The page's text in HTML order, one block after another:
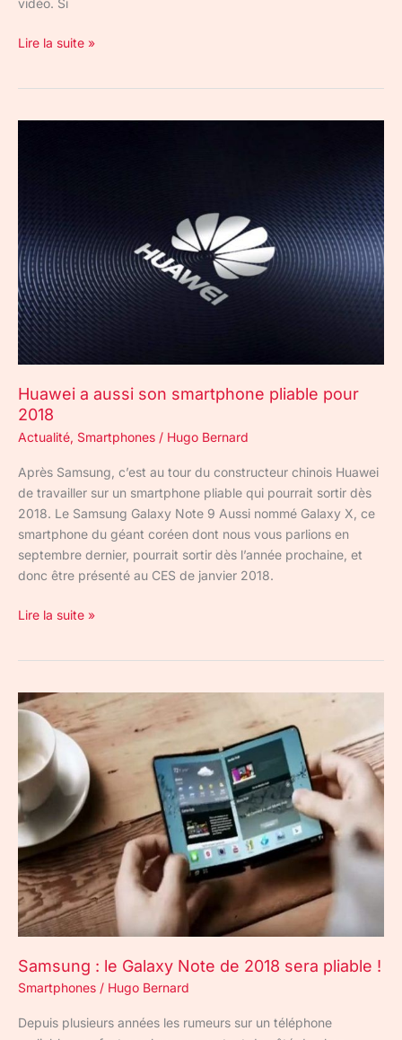
vidéo. Si
Lire la suite »
Huawei a aussi son smartphone pliable pour
2018
Actualité, Smartphones / Hugo Bernard
Après Samsung, c’est au tour du constructeur chinois Huawei
de travailler sur un smartphone pliable qui pourrait sortir dès
2018. Le Samsung Galaxy Note 9 Aussi nommé Galaxy X, ce
smartphone du géant coréen dont nous vous parlions en
septembre dernier, pourrait sortir dès l’année prochaine, et
donc être présenté au CES de janvier 2018.
pliable
pour
2018
Lire la suite »
Samsung : le Galaxy Note de 2018 sera pliable !
Smartphones / Hugo Bernard
Depuis plusieurs années les rumeurs sur un téléphone
Samsung
Galaxy
Note
de
2018
sera
pliable
!